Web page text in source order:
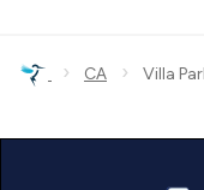
› CA › Villa